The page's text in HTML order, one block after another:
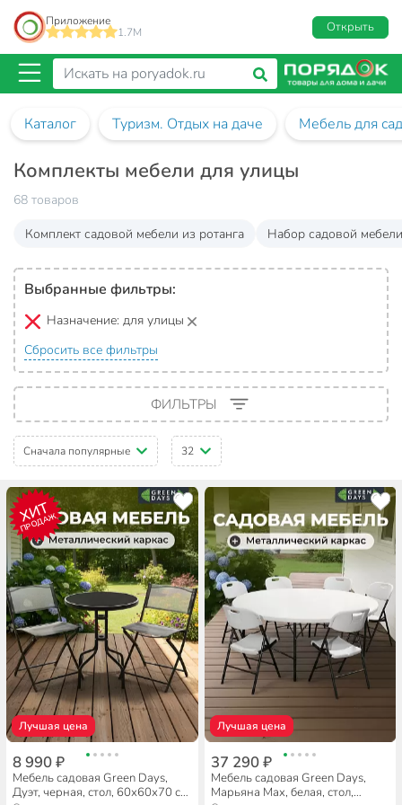
Приложение
1.7M
Открыть
Каталог Туризм. Отдых на даче Мебель для
Комплекты мебели для улицы
68 товаров
Комплект садовой мебели из ротанга
Набор садовой
Выбранные фильтры:
Назначение: для улицы
Сбросить все фильтры
ФИЛЬТРЫ
Сначала популярные 32
ХИТ
ПРОДАЖ
Лучшая цена
8 990 ₽
Мебель садовая Green Days,
Дуэт, черная, стол, 60х60х70 см,
Лучшая цена
37 290 ₽
Мебель садовая Green Days,
Марьяна Max, белая, стол,